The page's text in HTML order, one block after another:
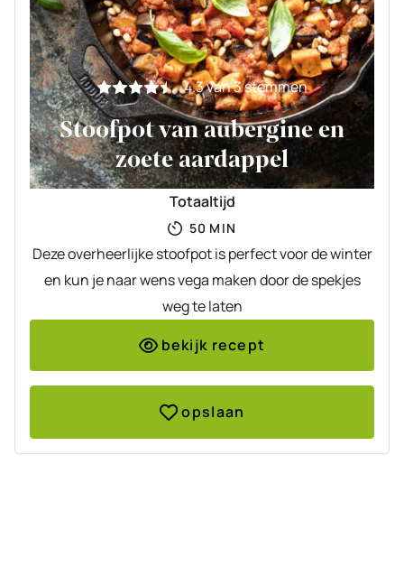
4.3van3stemmen
Stoofpot van aubergine en
zoete aardappel
Totaaltijd
50 MINUTEN
MIN
Deze overheerlijke stoofpot is perfect voor de winter
en kun je naar wens vega maken door de spekjes
weg te laten
bekijk recept
opslaan